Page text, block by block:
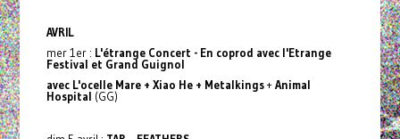
AVRIL
mer 1er : L'étrange Concert - En coprod avec l'Etrange
Festival et Grand Guignol
avec L'ocelle Mare + Xiao He + Metalkings+ Animal
Hospital (GG)